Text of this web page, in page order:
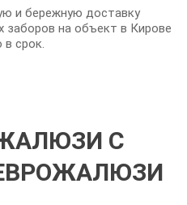
и бережную доставку
заборов на объект в Кирове
в срок.
С